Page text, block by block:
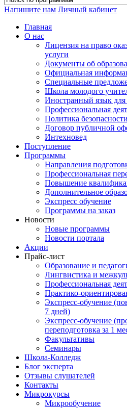
Напишите нам Личный кабинет
Главная
О нас
Лицензия на право
услуги
Документы об
Официальная
Специальные
Школа молодого
Иностранный язык для
Профессиональная
Политика
Договор публичной
Интехновед
Поступление
Программы
Направления
Профессиональная
Повышение
Дополнительное
Экспресс обучение
Программы на заказ
Новости
Новые программы
Новости портала
Акции
Прайс-лист
Образование и
Лингвистика и
Профессиональная
Практико-
Экспресс-обучение
7 дней)
Экспресс-обучение
переподготовка за 1
Факультативы
Семинары
Школа-Колледж
Блог эксперта
Отзывы слушателей
Контакты
Микрокурсы
Микрообучение